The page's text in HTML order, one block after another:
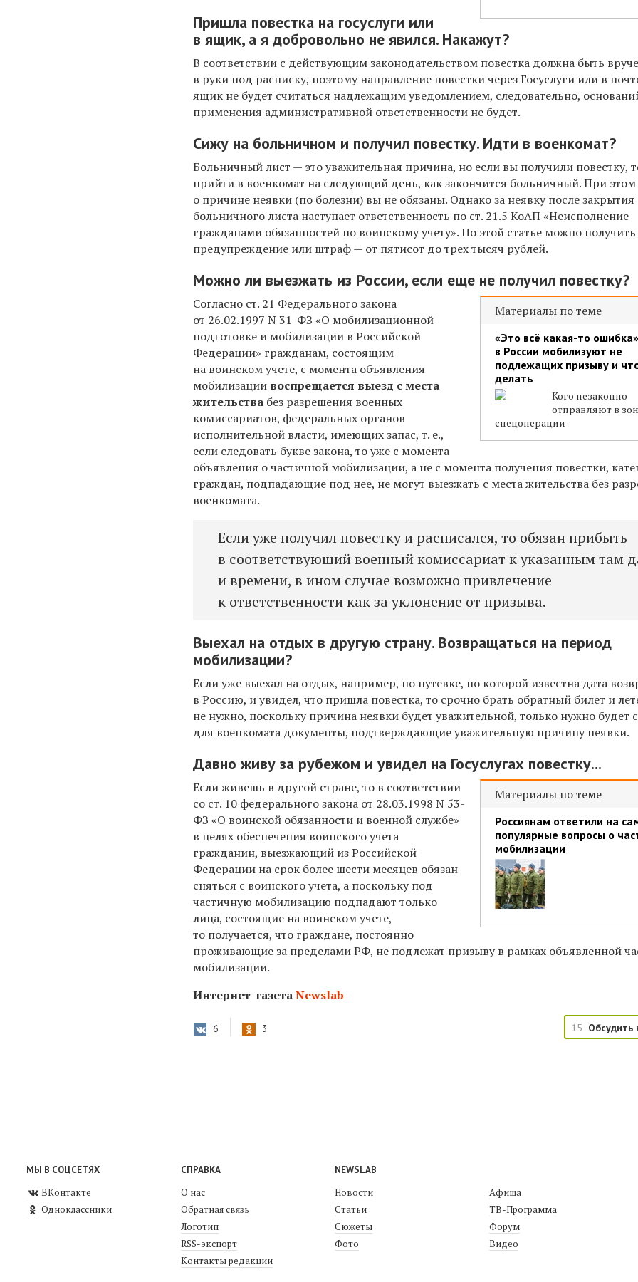
Пришла повестка на госуслуги или
в ящик, а я добровольно не явился. Накажут?
В соответствии с действующим законодательством повестка должна быть
в руки под расписку, поэтому направление повестки через Госуслуги или в
ящик не будет считаться надлежащим уведомлением, следовательно,
применения административной ответственности не будет.
Сижу на больничном и получил повестку. Идти в военкомат?
Больничный лист — это уважительная причина, но если вы получили повестку,
прийти в военкомат на следующий день, как закончится больничный. При
о причине неявки (по болезни) вы не обязаны. Однако за неявку после закрытия
больничного листа наступает ответственность по ст. 21.5 КоАП «Неисполнение
гражданами обязанностей по воинскому учету». По этой статье можно получить
предупреждение или штраф — от пятисот до трех тысяч рублей.
Можно ли выезжать из России, если еще не получил повестку?
Материалы по теме
«Это всё какая-то
в России мобилизуют не
подлежащих призыву и
делать
Кого незаконно
отправляют в
спецоперации
Согласно ст. 21 Федерального закона
от 26.02.1997 N 31-ФЗ «О мобилизационной
подготовке и мобилизации в Российской
Федерации» гражданам, состоящим
на воинском учете, с момента объявления
мобилизации воспрещается выезд с места
жительства без разрешения военных
комиссариатов, федеральных органов
исполнительной власти, имеющих запас, т. е.,
если следовать букве закона, то уже с момента
объявления о частичной мобилизации, а не с момента получения повестки,
граждан, подпадающие под нее, не могут выезжать с места жительства без
военкомата.
Если уже получил повестку и расписался, то обязан прибыть
в соответствующий военный комиссариат к указанным там
и времени, в ином случае возможно привлечение
к ответственности как за уклонение от призыва.
Выехал на отдых в другую страну. Возвращаться на период
мобилизации?
Если уже выехал на отдых, например, по путевке, по которой известна дата
в Россию, и увидел, что пришла повестка, то срочно брать обратный билет и
не нужно, поскольку причина неявки будет уважительной, только нужно будет
для военкомата документы, подтверждающие уважительную причину неявки.
Давно живу за рубежом и увидел на Госуслугах повестку...
Материалы по теме
Россиянам ответили на
популярные вопросы о
мобилизации
Если живешь в другой стране, то в соответствии
со ст. 10 федерального закона от 28.03.1998 N 53-
ФЗ «О воинской обязанности и военной службе»
в целях обеспечения воинского учета
гражданин, выезжающий из Российской
Федерации на срок более шести месяцев обязан
сняться с воинского учета, а поскольку под
частичную мобилизацию подпадают только
лица, состоящие на воинском учете,
то получается, что граждане, постоянно
проживающие за пределами РФ, не подлежат призыву в рамках объявленной
мобилизации.
Интернет-газетаNewslab
6 3 15 Обсудить
МЫ В СОЦСЕТЯХ
ВКонтакте
Одноклассники
СПРАВКА
О нас
Обратная связь
Логотип
RSS-экспорт
Контакты редакции
NEWSLAB
Новости
Статьи
Сюжеты
Фото
Афиша
ТВ-Программа
Форум
Видео